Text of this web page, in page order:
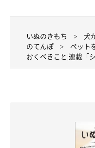
いぬのきもち 犬
のてんぽ
ペット
おくべきこと|連載「